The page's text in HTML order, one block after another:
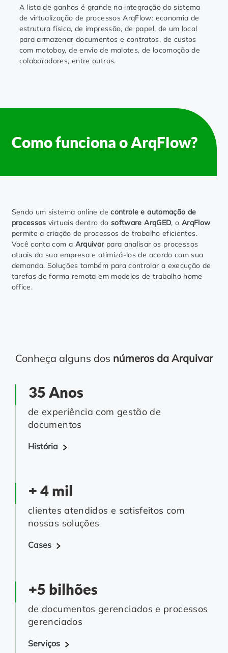
A lista de ganhos é grande na integração do sistema
de virtualização de processos ArqFlow: economia de
estrutura física, de impressão, de papel, de um local
para armazenar documentos e contratos, de custos
com motoboy, de envio de malotes, de locomoção de
colaboradores, entre outros.
Como funciona o ArqFlow?
Sendo um sistema online decontrole e automação de
processos virtuais dentro do software ArqGED, o ArqFlow
permite a criação de processos de trabalho eficientes.
Você conta com a Arquivarpara analisar os processos
atuais da sua empresa e otimizá-los de acordo com sua
demanda. Soluções também para controlar a execução de
tarefas de forma remota em modelos de trabalho home
office.
Conheça alguns dos números da Arquivar
35 Anos
de experiência com gestão de
documentos
História
+ 4 mil
clientes atendidos e satisfeitos com
nossas soluções
Cases
+5 bilhões
de documentos gerenciados e processos
gerenciados
Serviços